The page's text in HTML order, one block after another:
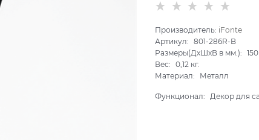
Производитель: iFonte
Артикул:
801-286R-B
Размеры(ДхШхВ в мм.):
150
Вес:
0,12 кг.
Материал:
Металл
Функционал: Декор для